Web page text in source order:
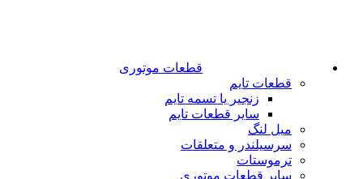
قطعات موتوری
قطعات تایم
زنجیر یا تسمه تایم
سایر قطعات تایم
میل لنگ
سرسیلندر و متعلقات
ترموستات
سایر قطعات موتوری